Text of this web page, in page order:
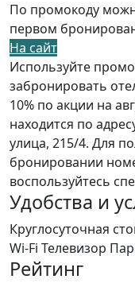
По промокоду
первом
На сайт
Используйте
забронировать
10% по акции на
находится по
улица, 215/4. Для
бронировании
воспользуйтесь
Удобства и
Круглосуточная
Wi-Fi Телевизор
Рейтинг